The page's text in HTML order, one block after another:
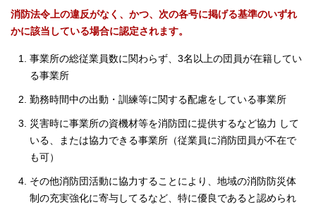
消防法令上の違反がなく、かつ、次の各号に掲げる基準のいずれ
かに該当している場合に認定されます。
事業所の総従業員数に関わらず、3名以上の団員が在籍してい
る事業所
勤務時間中の出動・訓練等に関する配慮をしている事業所
災害時に事業所の資機材等を消防団に提供するなど協力 して
いる、または協力できる事業所（従業員に消防団員が不在で
も可）
その他消防団活動に協力することにより、地域の消防防災体
制の充実強化に寄与してるなど、特に優良であると認められ